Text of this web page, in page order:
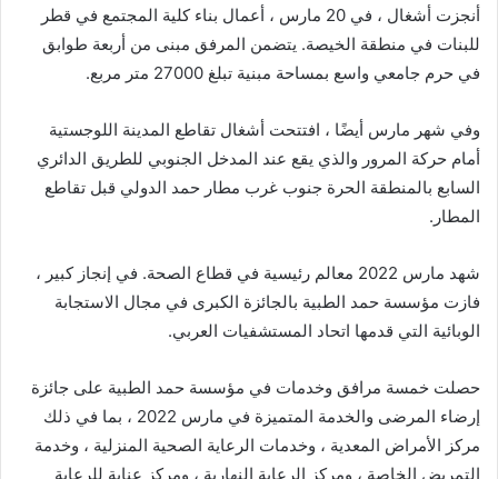
أنجزت أشغال ، في 20 مارس ، أعمال بناء كلية المجتمع في قطر
للبنات في منطقة الخيصة. يتضمن المرفق مبنى من أربعة طوابق
في حرم جامعي واسع بمساحة مبنية تبلغ 27000 متر مربع.
وفي شهر مارس أيضًا ، افتتحت أشغال تقاطع المدينة اللوجستية
أمام حركة المرور والذي يقع عند المدخل الجنوبي للطريق الدائري
السابع بالمنطقة الحرة جنوب غرب مطار حمد الدولي قبل تقاطع
المطار.
شهد مارس 2022 معالم رئيسية في قطاع الصحة. في إنجاز كبير ،
فازت مؤسسة حمد الطبية بالجائزة الكبرى في مجال الاستجابة
الوبائية التي قدمها اتحاد المستشفيات العربي.
حصلت خمسة مرافق وخدمات في مؤسسة حمد الطبية على جائزة
إرضاء المرضى والخدمة المتميزة في مارس 2022 ، بما في ذلك
مركز الأمراض المعدية ، وخدمات الرعاية الصحية المنزلية ، وخدمة
التمريض الخاصة ، ومركز الرعاية النهارية ، ومركز عناية للرعاية